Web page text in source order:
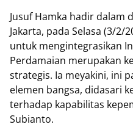
Jusuf Hamka hadir dalam
Jakarta, pada Selasa (3/2/
untuk mengintegrasikan
Perdamaian merupakan
strategis. Ia meyakini, ini
elemen bangsa, didasari
terhadap kapabilitas
Subianto.